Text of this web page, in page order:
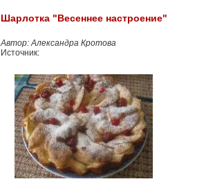
Шарлотка "Весеннее настроение"
Автор: Александра Кротова
Источник: